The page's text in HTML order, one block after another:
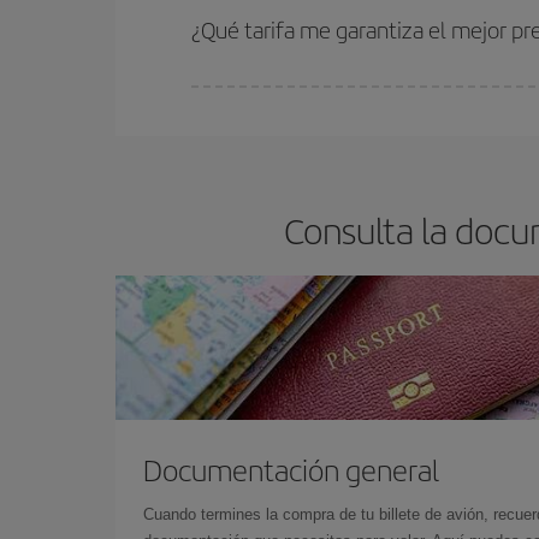
estén disponibles o se vayan agotando. Por eso,
¿Qué tarifa me garantiza el mejor
Consulta la
Documentación general
Cuando termines la compra de tu billete de avión,